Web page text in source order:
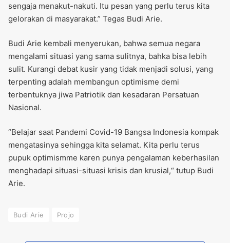
sengaja menakut-nakuti. Itu pesan yang perlu terus kita
gelorakan di masyarakat.” Tegas Budi Arie.
Budi Arie kembali menyerukan, bahwa semua negara
mengalami situasi yang sama sulitnya, bahka bisa lebih
sulit. Kurangi debat kusir yang tidak menjadi solusi, yang
terpenting adalah membangun optimisme demi
terbentuknya jiwa Patriotik dan kesadaran Persatuan
Nasional.
“Belajar saat Pandemi Covid-19 Bangsa Indonesia kompak
mengatasinya sehingga kita selamat. Kita perlu terus
pupuk optimismme karen punya pengalaman keberhasilan
menghadapi situasi-situasi krisis dan krusial,“ tutup Budi
Arie.
Budi Arie Projo